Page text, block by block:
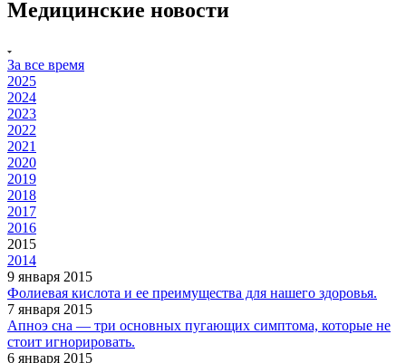
Медицинские новости
За все время
2025
2024
2023
2022
2021
2020
2019
2018
2017
2016
2015
2014
9 января 2015
Фолиевая кислота и ее преимущества для нашего здоровья.
7 января 2015
Апноэ сна — три основных пугающих симптома, которые не
стоит игнорировать.
6 января 2015